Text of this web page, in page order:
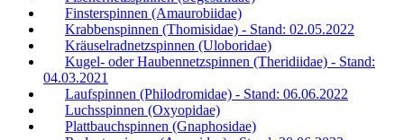
Finsterspinnen (Amaurobiidae)
Krabbenspinnen (Thomisidae) - Stand: 02.05.2022
Kräuselradnetzspinnen (Uloboridae)
Kugel- oder Haubennetzspinnen (Theridiidae) - Stand:
04.03.2021
Laufspinnen (Philodromidae) - Stand: 06.06.2022
Luchsspinnen (Oxyopidae)
Plattbauchspinnen (Gnaphosidae)